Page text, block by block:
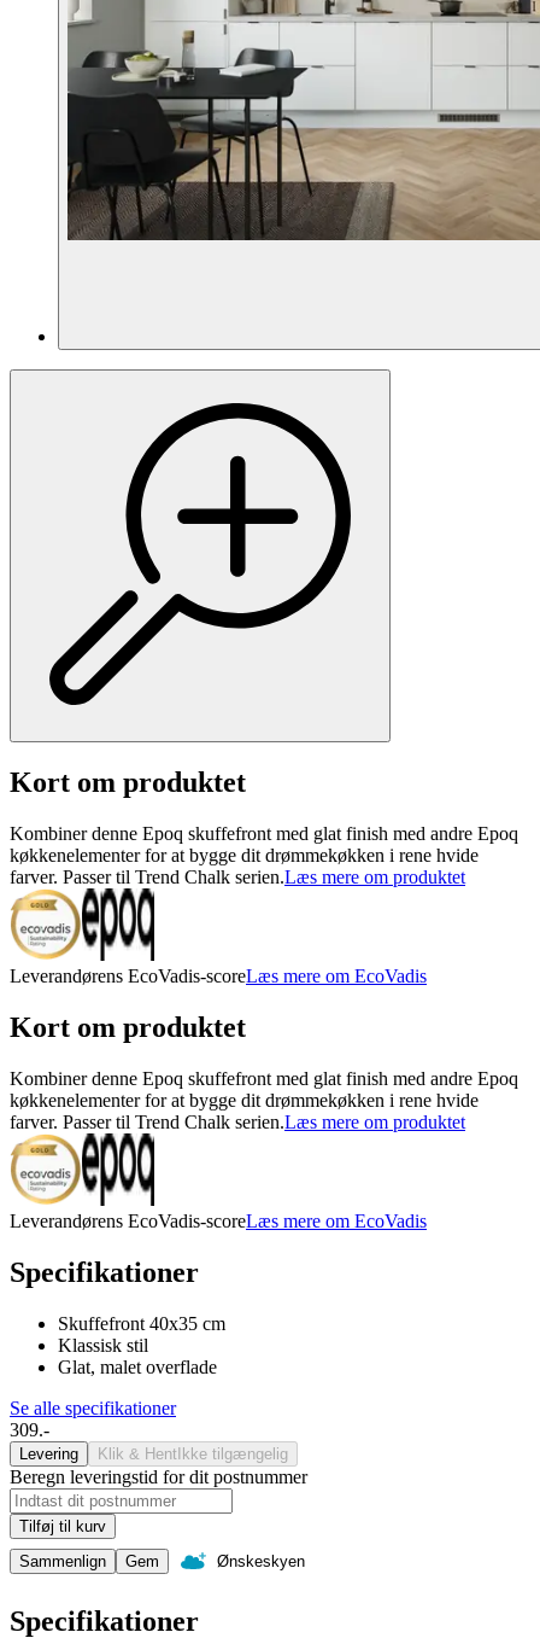
Kort om produktet
Kombiner denne Epoq skuffefront med glat finish med andre Epoq
køkkenelementer for at bygge dit drømmekøkken i rene hvide
farver. Passer til Trend Chalk serien.Læs mere om produktet
Leverandørens EcoVadis-scoreLæs mere om EcoVadis
Kort om produktet
Kombiner denne Epoq skuffefront med glat finish med andre Epoq
køkkenelementer for at bygge dit drømmekøkken i rene hvide
farver. Passer til Trend Chalk serien.Læs mere om produktet
Leverandørens EcoVadis-scoreLæs mere om EcoVadis
Specifikationer
Skuffefront 40x35 cm
Klassisk stil
Glat, malet overflade
Se alle specifikationer
309.-
Levering Klik & Hent Ikke tilgængelig
Beregn leveringstid for dit postnummer
Tilføj til kurv
Sammenlign
Gem Ønskeskyen
Specifikationer